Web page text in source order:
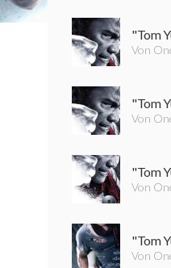
Von
Von
Von
Von